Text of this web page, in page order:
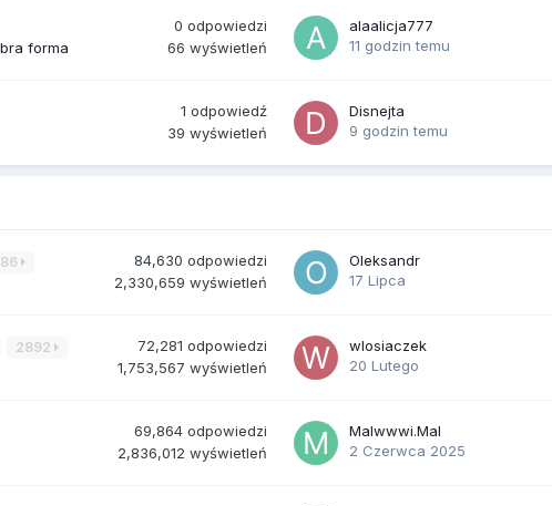
forma
0 odpowiedzi
66 wyświetleń
alaalicja777
11 godzin temu
1 odpowiedź
39 wyświetleń
Disnejta
9 godzin temu
84,630 odpowiedzi
2,330,659 wyświetleń
Oleksandr
17 Lipca
2892 72,281 odpowiedzi
1,753,567 wyświetleń
wlosiaczek
20 Lutego
69,864 odpowiedzi
2,836,012 wyświetleń
Malwwwi.Mal
2 Czerwca 2025